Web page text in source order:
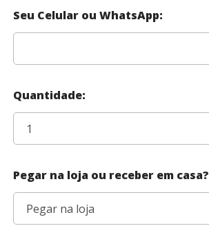
Seu Celular ou WhatsApp:
Quantidade:
Pegar na loja ou receber em casa?